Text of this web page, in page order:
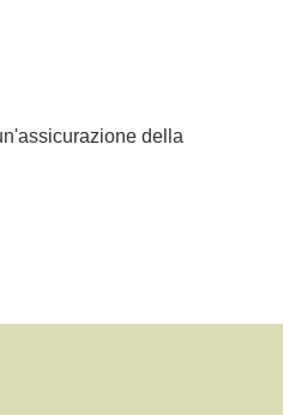
della